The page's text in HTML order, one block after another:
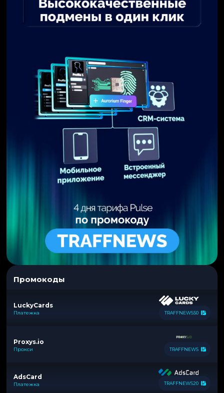
Промокоды
LuckyCards
Платежка TRAFFNEWS50
Proxys.io
Прокси TRAFFNEWS
AdsCard
Платежка TRAFFNEWS20